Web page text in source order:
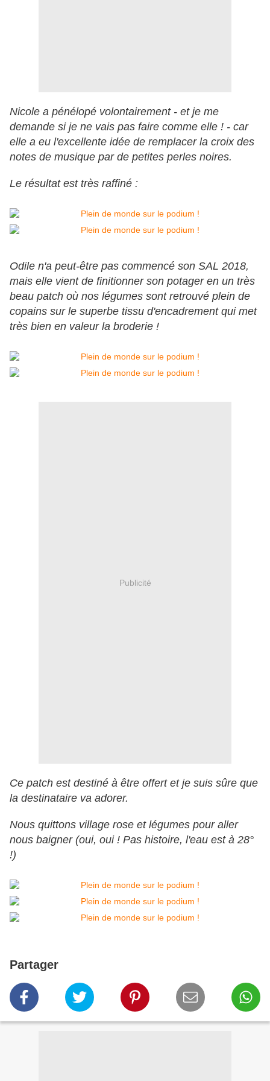
Nicole a pénélopé volontairement - et je me
demande si je ne vais pas faire comme elle ! - car
elle a eu l'excellente idée de remplacer la croix des
notes de musique par de petites perles noires.
Le résultat est très raffiné :
Odile n'a peut-être pas commencé son SAL 2018,
mais elle vient de finitionner son potager en un très
beau patch où nos légumes sont retrouvé plein de
copains sur le superbe tissu d'encadrement qui met
très bien en valeur la broderie !
Publicité
Ce patch est destiné à être offert et je suis sûre que
la destinataire va adorer.
Nous quittons village rose et légumes pour aller
nous baigner (oui, oui ! Pas histoire, l'eau est à 28°
!)
Partager